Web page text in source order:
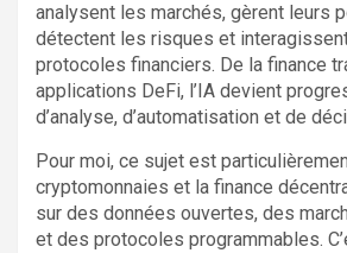
analysent les marchés, gèrent leurs
détectent les risques et
protocoles financiers. De la finance
applications DeFi, l’IA devient
d’analyse, d’automatisation et de
Pour moi, ce sujet est
cryptomonnaies et la finance
sur des données ouvertes, des
et des protocoles programmables.